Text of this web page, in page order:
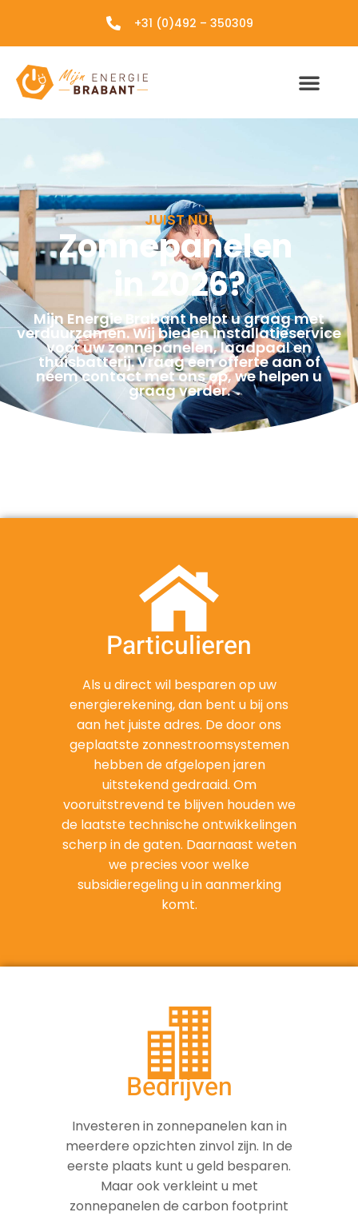
+31 (0)492 – 350309
JUIST NU!
Zonnepanelen
in 2026?
Mijn Energie Brabant helpt u graag met
verduurzamen. Wij bieden installatieservice
voor uw zonnepanelen, laadpaal en
thuisbatterij. Vraag een offerte aan of
neem contact met ons op, we helpen u
graag verder.
Particulieren
Als u direct wil besparen op uw
energierekening, dan bent u bij ons
aan het juiste adres. De door ons
geplaatste zonnestroomsystemen
hebben de afgelopen jaren
uitstekend gedraaid. Om
vooruitstrevend te blijven houden we
de laatste technische ontwikkelingen
scherp in de gaten. Daarnaast weten
we precies voor welke
subsidieregeling u in aanmerking
komt.
Bedrijven
Investeren in zonnepanelen kan in
meerdere opzichten zinvol zijn. In de
eerste plaats kunt u geld besparen.
Maar ook verkleint u met
zonnepanelen de carbon footprint